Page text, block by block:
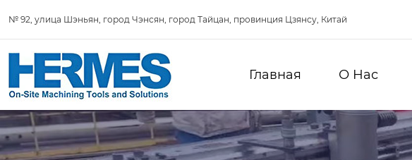
№ 92, улица Шэньян, город Чэнсян, город Тайцан, провинция Цзянсу, Китай
Главная О Нас